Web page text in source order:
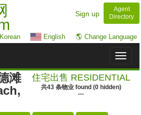
Sign up
Agent
Directory
English 🌎 Change Language
Toggle
滩
住宅出售 RESIDENTIAL
共43 条物业found (0hidden)
---